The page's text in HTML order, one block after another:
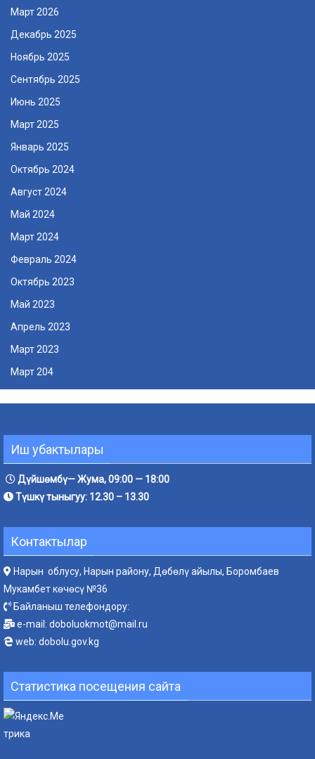
Март 2026
Декабрь 2025
Ноябрь 2025
Сентябрь 2025
Июнь 2025
Март 2025
Январь 2025
Октябрь 2024
Август 2024
Май 2024
Март 2024
Февраль 2024
Октябрь 2023
Май 2023
Апрель 2023
Март 2023
Март 204
Иш убактылары
Дүйшөмбү— Жума, 09:00 — 18:00
Түшкү тыныгуу: 12.30 – 13.30
Контактылар
Нарын облусу, Нарын району, Дөбөлү айылы, Боромбаев
Мукамбет көчөсү №36
Байланыш телефондору:
e-mail: doboluokmot@mail.ru
web: dobolu.gov.kg
Статистика посещения сайта